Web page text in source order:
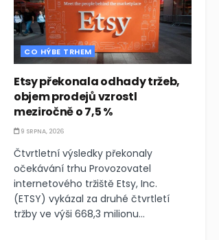
CO HÝBE TRHEM
Etsy překonala odhady tržeb,
objem prodejů vzrostl
meziročně o 7,5 %
9 SRPNA, 2026
Čtvrtletní výsledky překonaly
očekávání trhu Provozovatel
internetového tržiště Etsy, Inc.
(ETSY) vykázal za druhé čtvrtletí
tržby ve výši 668,3 milionu...